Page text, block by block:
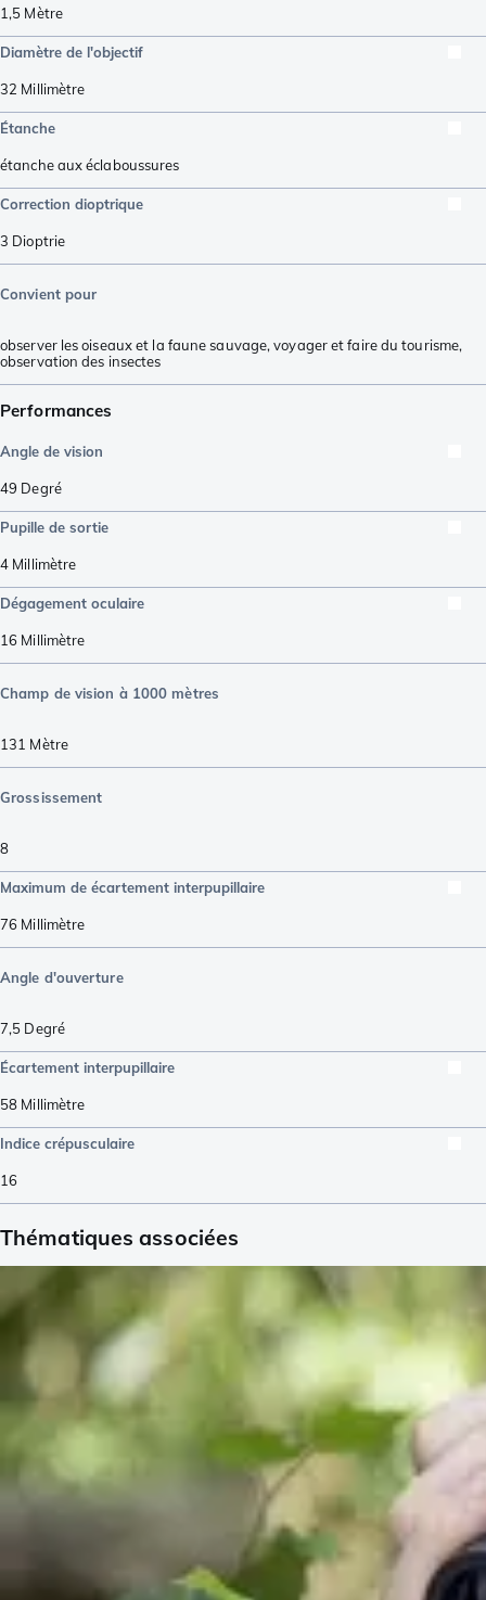
1,5 Mètre
Diamètre de l'objectif
32 Millimètre
Étanche
étanche aux éclaboussures
Correction dioptrique
3 Dioptrie
Convient pour
observer les oiseaux et la faune sauvage,voyager et faire du tourisme,
observation des insectes
Performances
Angle de vision
49 Degré
Pupille de sortie
4 Millimètre
Dégagement oculaire
16 Millimètre
Champ de vision à 1000 mètres
131 Mètre
Grossissement
8
Maximum de écartement interpupillaire
76 Millimètre
Angle d'ouverture
7,5 Degré
Écartement interpupillaire
58 Millimètre
Indice crépusculaire
16
Thématiques associées